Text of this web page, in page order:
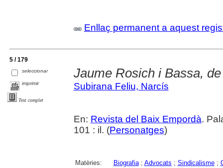
Enllaç permanent a aquest
5 / 179
seleccionar
imprimir
Text complet
Jaume Rosich i Bassa,
Subirana Feliu, Narcís
En: Revista del Baix Empordà.
101 : il. (Personatges)
Matèries: Biografia; Advocats ; Sindicalisme;